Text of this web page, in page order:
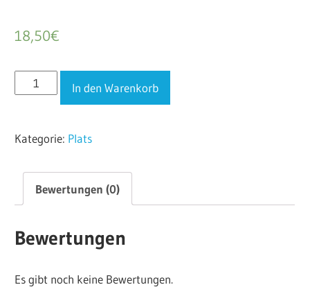
18,50€
Escalope
de
grillé
salade)
In den Warenkorb
Kategorie: Plats
Bewertungen (0)
Bewertungen
Es gibt noch keine Bewertungen.